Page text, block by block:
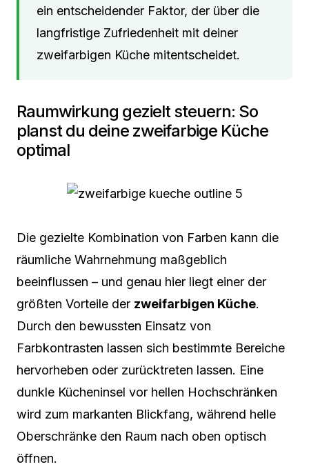
ein entscheidender Faktor, der über die
langfristige Zufriedenheit mit deiner
zweifarbigen Küche mitentscheidet.
Raumwirkung gezielt steuern: So
planst du deine zweifarbige Küche
optimal
Die gezielte Kombination von Farben kann die
räumliche Wahrnehmung maßgeblich
beeinflussen – und genau hier liegt einer der
größten Vorteile der zweifarbigen Küche.
Durch den bewussten Einsatz von
Farbkontrasten lassen sich bestimmte Bereiche
hervorheben oder zurücktreten lassen. Eine
dunkle Kücheninsel vor hellen Hochschränken
wird zum markanten Blickfang, während helle
Oberschränke den Raum nach oben optisch
öffnen.